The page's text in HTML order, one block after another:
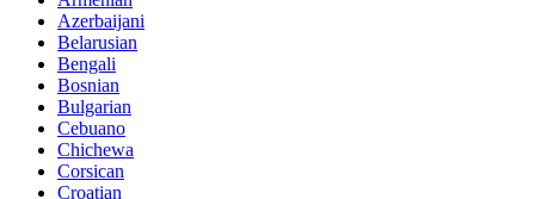
Azerbaijani
Belarusian
Bengali
Bosnian
Bulgarian
Cebuano
Chichewa
Corsican
Croatian